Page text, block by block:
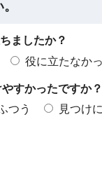
ましたか？
役に立たなか
すかったですか？
つう 見つけ